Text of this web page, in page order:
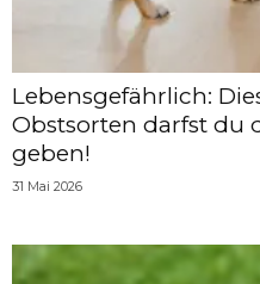
Lebensgefährlich:
Obstsorten darfst du
geben!
31 Mai 2026